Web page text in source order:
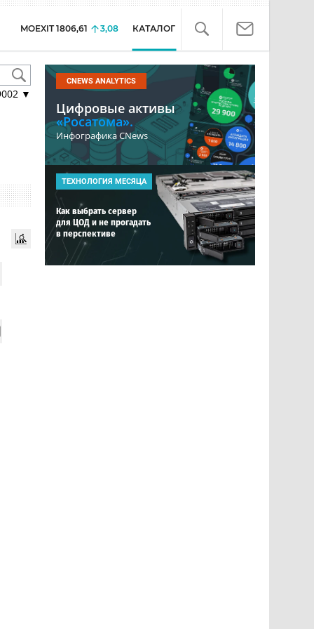
MOEXIT 1806,61 3,08 КАТАЛОГ
▼
CNEWS ANALYTICS
Цифровые активы
«Росатома».
Инфографика CNews
ТЕХНОЛОГИЯ МЕСЯЦА
Как выбрать сервер
для ЦОД и не прогадать
в перспективе